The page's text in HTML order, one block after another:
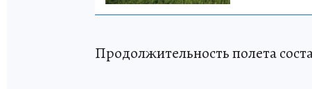
Продолжительность полета